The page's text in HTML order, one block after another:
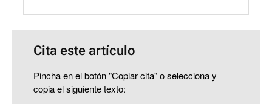
Cita este artículo
Pincha en el botón "Copiar cita" o selecciona y
copia el siguiente texto: